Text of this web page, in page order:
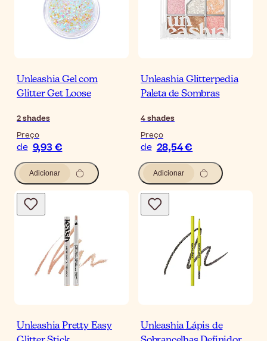
Unleashia Gel com
Glitter Get Loose
2shades
Preço
de 9,93 €
Adicionar
Unleashia Glitterpedia
Paleta de Sombras
4shades
Preço
de 28,54 €
Adicionar
Unleashia Pretty Easy
Unleashia Lápis de